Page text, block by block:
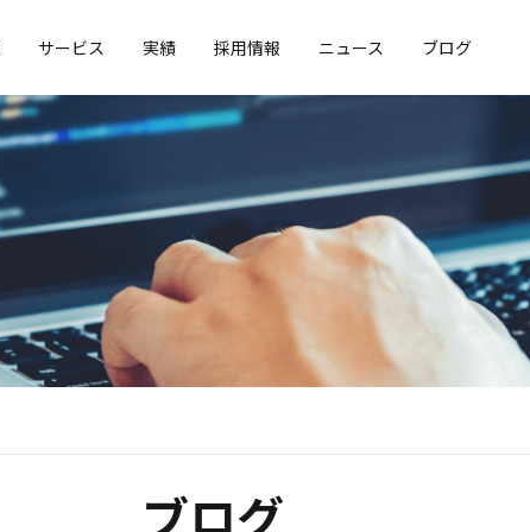
サービス 実績 採用情報 ニュース ブログ
ブログ